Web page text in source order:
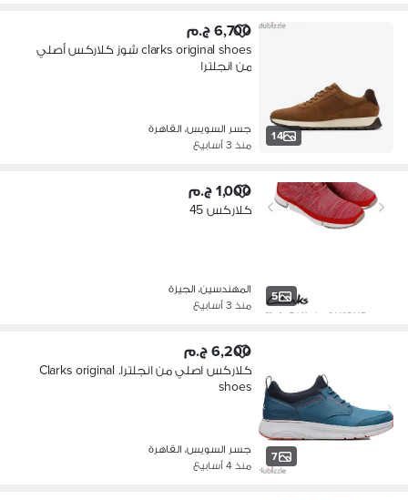
14
6,700 ج.م
clarks original shoes شوز كلاركس أصلي
من انجلترا
جسر السويس، القاهرة
منذ 3 أسابيع
5
1,000 ج.م
كلاركس 45
المهندسين، الجيزة
منذ 3 أسابيع
7
6,200 ج.م
كلاركس اصلي من انجلترا. Clarks original
shoes
جسر السويس، القاهرة
منذ 4 أسابيع